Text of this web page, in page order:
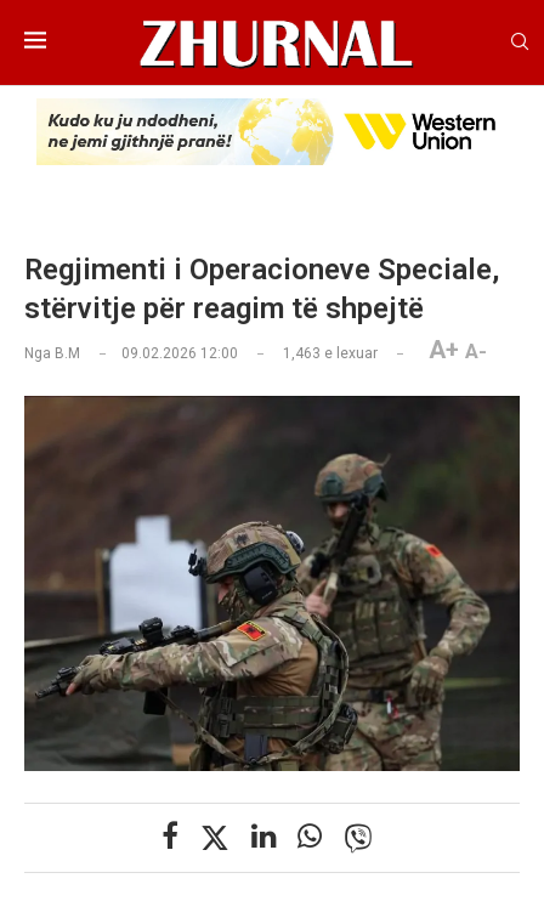
Regjimenti i Operacioneve Speciale,
stërvitje për reagim të shpejtë
Nga B.M 09.02.2026 12:00 1,463 e lexuar A+ A-